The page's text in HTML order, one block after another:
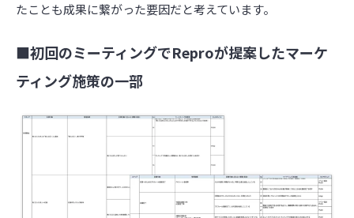
たことも成果に繋がった要因だと考えています。
■初回のミーティングでReproが提案したマーケ
ティング施策の一部